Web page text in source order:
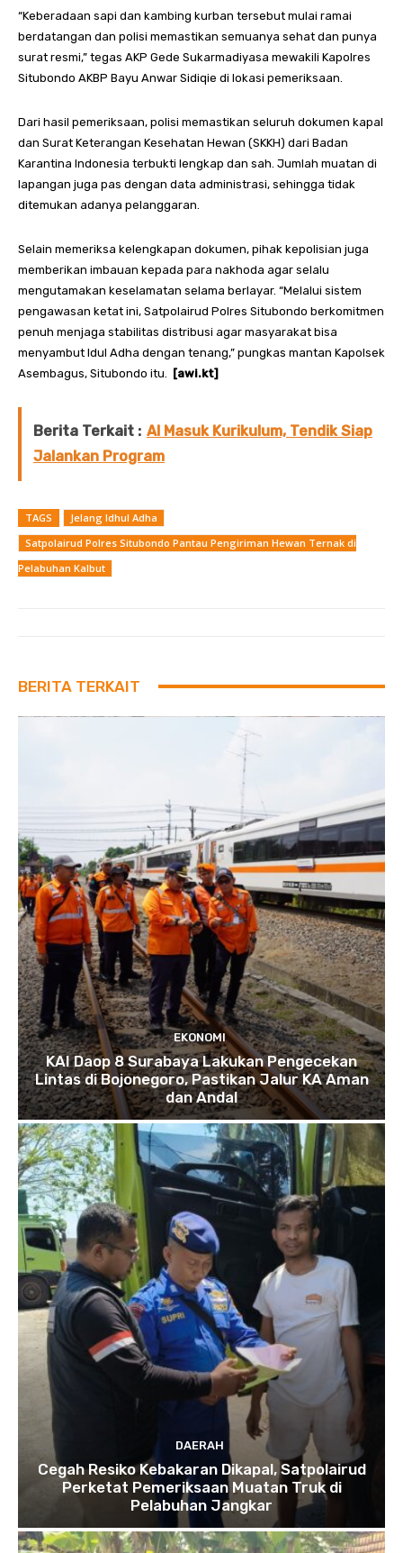
“Keberadaan sapi dan kambing kurban tersebut mulai ramai
berdatangan dan polisi memastikan semuanya sehat dan punya
surat resmi,” tegas AKP Gede Sukarmadiyasa mewakili Kapolres
Situbondo AKBP Bayu Anwar Sidiqie di lokasi pemeriksaan.
Dari hasil pemeriksaan, polisi memastikan seluruh dokumen kapal
dan Surat Keterangan Kesehatan Hewan (SKKH) dari Badan
Karantina Indonesia terbukti lengkap dan sah. Jumlah muatan di
lapangan juga pas dengan data administrasi, sehingga tidak
ditemukan adanya pelanggaran.
Selain memeriksa kelengkapan dokumen, pihak kepolisian juga
memberikan imbauan kepada para nakhoda agar selalu
mengutamakan keselamatan selama berlayar. “Melalui sistem
pengawasan ketat ini, Satpolairud Polres Situbondo berkomitmen
penuh menjaga stabilitas distribusi agar masyarakat bisa
menyambut Idul Adha dengan tenang,” pungkas mantan Kapolsek
Asembagus, Situbondo itu. [awi.kt]
Berita Terkait : AI Masuk Kurikulum, Tendik Siap
Jalankan Program
TAGS
Jelang Idhul Adha
Satpolairud Polres Situbondo Pantau Pengiriman Hewan Ternak di
Pelabuhan Kalbut
BERITA TERKAIT
EKONOMI
KAI Daop 8 Surabaya Lakukan Pengecekan
Lintas di Bojonegoro, Pastikan Jalur KA Aman
dan Andal
DAERAH
Cegah Resiko Kebakaran Dikapal, Satpolairud
Perketat Pemeriksaan Muatan Truk di
Pelabuhan Jangkar